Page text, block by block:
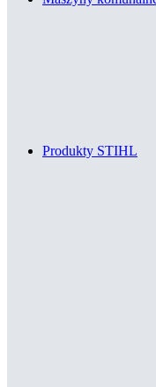
Produkty STIHL